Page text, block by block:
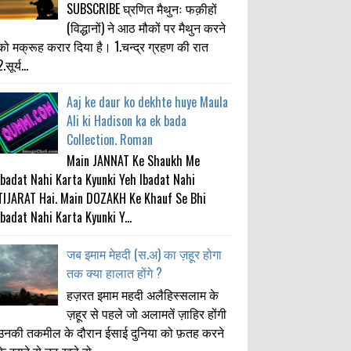
SUBSCRIBE घ्रणित मैथुनः फक़ीहों
(विद्धानों) ने आठ मौकों पर मैथुन करने
मक्रूह करार दिया है। 1.चन्द्र ग्रहण की रात
Aaj ke daur ko dekhte huye Maula
Ali ki Hadison ka ek bada
Collection. Roman
Main JANNAT Ke Shaukh Me
Nahi Karta Kyunki Yeh Ibadat Nahi
Hai. Main DOZAKH Ke Khauf Se Bhi
Nahi Karta Kyunki Y...
जब इमाम मेहदी (स.अ) का ज़हूर होगा
तक क्या हालात होंगे ?
हज़रत इमाम महदी अलैहिस्सलाम के
ज़हूर से पहले जो अलामतें ज़ाहिर होंगी
तकमील के दौरान ईसाई दुनिया को फ़तह करने